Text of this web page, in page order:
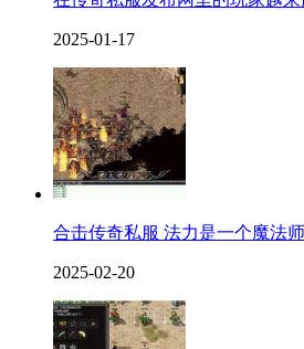
2025-01-17
合击传奇私服 法力是一个魔法
2025-02-20